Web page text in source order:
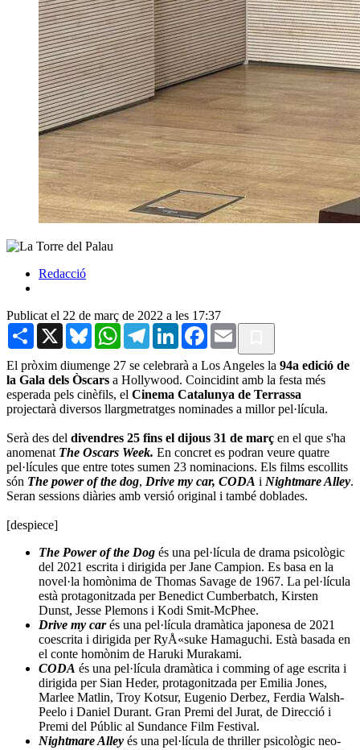
Redacció
Publicat el 22 de març de 2022 a les 17:37
Share X BlueskyWhatsAppTelegramLinkedInFacebook
Email
El pròxim diumenge 27 se celebrarà a Los Angeles la 94a edició de
la Gala dels Òscars a Hollywood. Coincidint amb la festa més
esperada pels cinèfils, el Cinema Catalunya de Terrassa
projectarà diversos llargmetratges nominades a millor pel·lícula.
Serà des del divendres 25 fins el dijous 31 de març en el que s'ha
anomenat The Oscars Week. En concret es podran veure quatre
pel·lícules que entre totes sumen 23 nominacions. Els films escollits
són The power of the dog, Drive my car, CODA i Nightmare Alley.
Seran sessions diàries amb versió original i també doblades.
[despiece]
The Power of the Dog és una pel·lícula de drama psicològic
del 2021 escrita i dirigida per Jane Campion. Es basa en la
novel·la homònima de Thomas Savage de 1967. La pel·lícula
està protagonitzada per Benedict Cumberbatch, Kirsten
Dunst, Jesse Plemons i Kodi Smit-McPhee.
Drive my carés una pel·lícula dramàtica japonesa de 2021
coescrita i dirigida per RyÅ«suke Hamaguchi. Està basada en
el conte homònim de Haruki Murakami.
CODA és una pel·lícula dramàtica i comming of age escrita i
dirigida per Sian Heder, protagonitzada per Emilia Jones,
Marlee Matlin, Troy Kotsur, Eugenio Derbez, Ferdia Walsh-
Peelo i Daniel Durant. Gran Premi del Jurat, de Direcció i
Premi del Públic al Sundance Film Festival.
Nightmare Alley és una pel·lícula de thriller psicològic neo-